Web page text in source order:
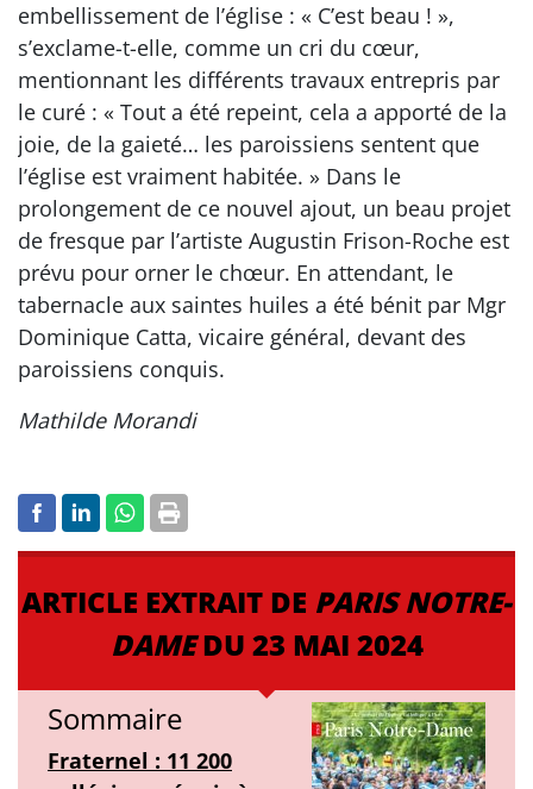
embellissement de l’église : « C’est beau ! »,
s’exclame-t-elle, comme un cri du cœur,
mentionnant les différents travaux entrepris par
le curé : « Tout a été repeint, cela a apporté de la
joie, de la gaieté… les paroissiens sentent que
l’église est vraiment habitée. » Dans le
prolongement de ce nouvel ajout, un beau projet
de fresque par l’artiste Augustin Frison-Roche est
prévu pour orner le chœur. En attendant, le
tabernacle aux saintes huiles a été bénit par Mgr
Dominique Catta, vicaire général, devant des
paroissiens conquis.
Mathilde Morandi
ARTICLE EXTRAIT DE PARIS NOTRE-
DAMEDU 23 MAI 2024
Sommaire
Fraternel : 11 200